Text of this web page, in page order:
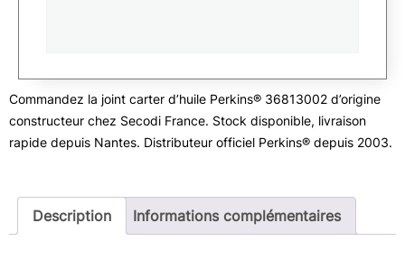
Commandez la joint carter d’huile Perkins® 36813002 d’origine
constructeur chez Secodi France. Stock disponible, livraison
rapide depuis Nantes. Distributeur officiel Perkins® depuis 2003.
Description Informations complémentaires